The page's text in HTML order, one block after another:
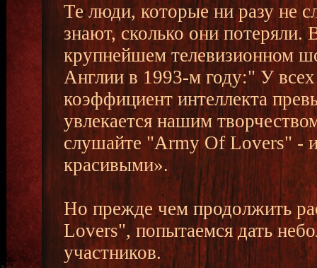
Те люди, которые ни разу не
знают, сколько они потеряли.
крупнейшем телевизионном
Англии в 1993-м году:" У
коэффициент интеллекта
увлекается нашим
слушайте "Army Of Lovers" -
красивыми».
Но прежде чем продолжить
Lovers", попытаемся дать
участников.